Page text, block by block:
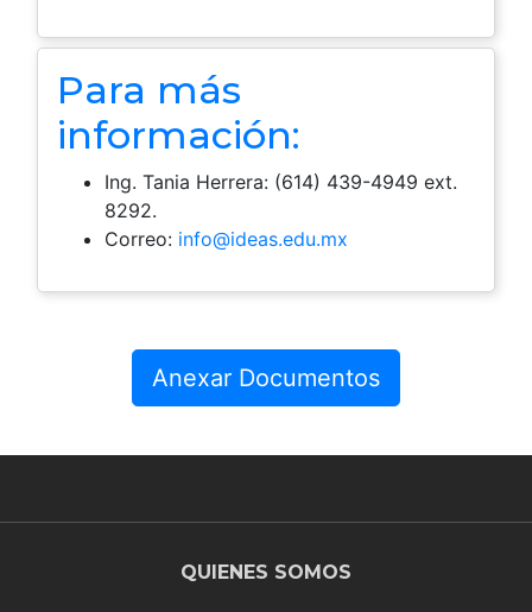
Para más
información:
Ing. Tania Herrera: (614) 439-4949 ext.
8292.
Correo: info@ideas.edu.mx
Anexar Documentos
QUIENES SOMOS